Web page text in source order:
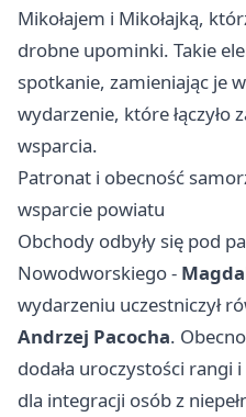
Mikołajem i Mikołajką,
drobne upominki. Takie
spotkanie, zamieniając je
wydarzenie, które łączyło
wsparcia.
Patronat i obecność
wsparcie powiatu
Obchody odbyły się pod
Nowodworskiego -
wydarzeniu uczestniczył
Andrzej Pacocha.
dodała uroczystości rangi
dla integracji osób z